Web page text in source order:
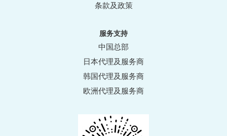
条款及政策
服务支持
中国总部
日本代理及服务商
韩国代理及服务商
欧洲代理及服务商